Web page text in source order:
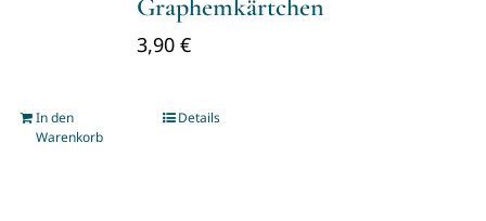
Graphemkärtchen
3,90 €
In den
Warenkorb
Details